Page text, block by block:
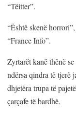
“Tëitter”.
“Është skenë
“France Info”.
Zyrtarët kanë thënë
ndërsa qindra të tjerë
dhjetëra trupa të
çarçafe të bardhë.